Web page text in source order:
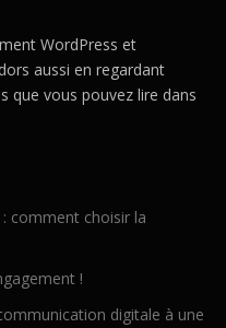
WordPress et
aussi en regardant
que vous pouvez lire dans
comment choisir la
!
digitale à une